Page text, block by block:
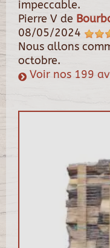
impeccable.
Pierre V de
08/05/2024
Nous allons
octobre.
Voir nos 199